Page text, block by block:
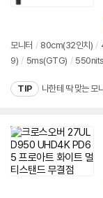
모니터 / 80cm(32인치) /
9) / 5ms(GTG) / 550nits
TIP 나한테 딱 맞는 모